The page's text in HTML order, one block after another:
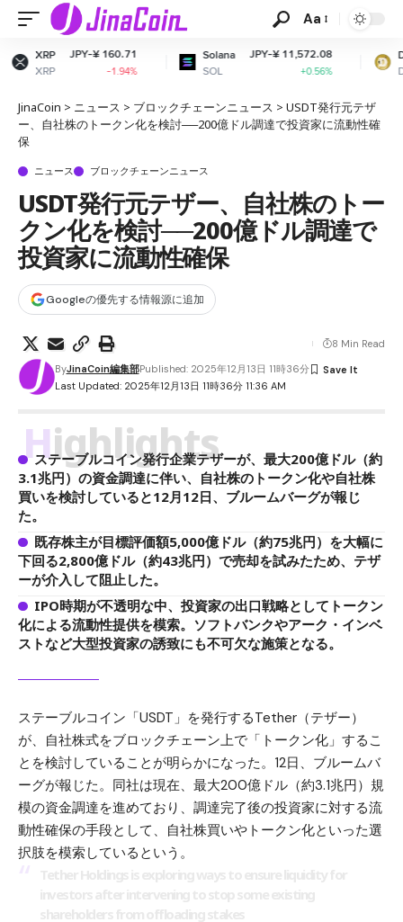
Aa
1.94%
Solana
SOL
JPY-¥ 11,572.08
+0.56%
Dogecoin
DOGE
JPY-¥
JinaCoin > ニュース > ブロックチェーンニュース > USDT発行元テザ
ー、自社株のトークン化を検討──200億ドル調達で投資家に流動性確
保
ニュース ブロックチェーンニュース
USDT発行元テザー、自社株のトー
クン化を検討──200億ドル調達で
投資家に流動性確保
Googleの優先する情報源に追加
Last Updated: 2025年12月13日 11時36分 11:36 AM
ByJinaCoin編集部Published: 2025年12月13日 11時36分
8 Min Read
Highlights
ステーブルコイン発行企業テザーが、最大200億ドル（約
3.1兆円）の資金調達に伴い、自社株のトークン化や自社株
買いを検討していると12月12日、ブルームバーグが報じ
た。
既存株主が目標評価額5,000億ドル（約75兆円）を大幅に
下回る2,800億ドル（約43兆円）で売却を試みたため、テザ
ーが介入して阻止した。
IPO時期が不透明な中、投資家の出口戦略としてトークン
化による流動性提供を模索。ソフトバンクやアーク・インベ
ストなど大型投資家の誘致にも不可欠な施策となる。
ステーブルコイン「USDT」を発行するTether（テザー）
が、自社株式をブロックチェーン上で「トークン化」するこ
とを検討していることが明らかになった。12日、ブルームバ
ーグが報じた。同社は現在、最大200億ドル（約3.1兆円）規
模の資金調達を進めており、調達完了後の投資家に対する流
動性確保の手段として、自社株買いやトークン化といった選
択肢を模索しているという。